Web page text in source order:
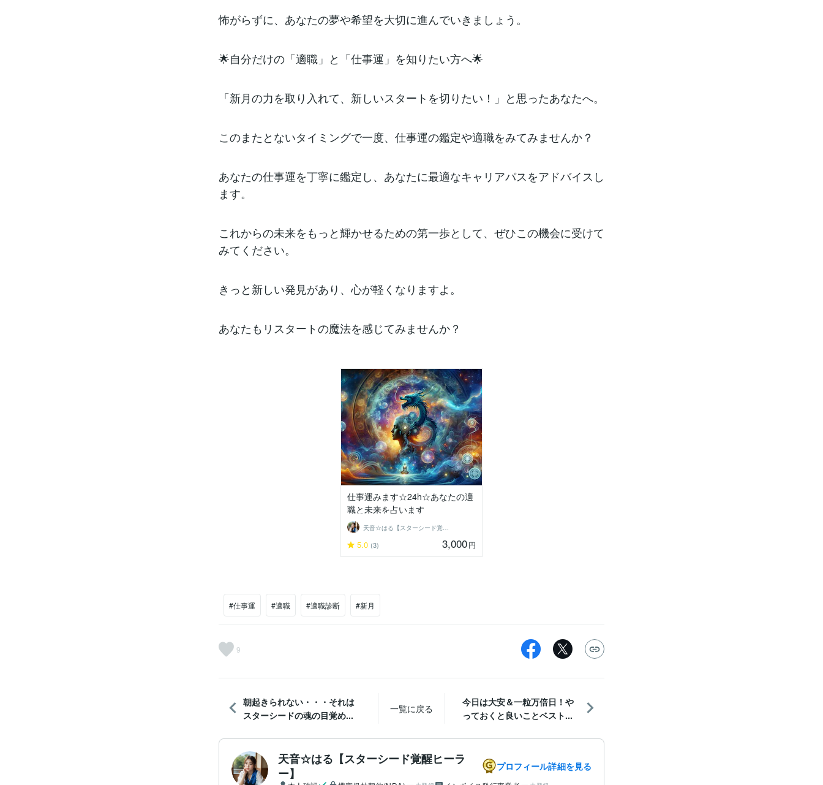
怖がらずに、あなたの夢や希望を大切に進んでいきましょう。
🌟自分だけの「適職」と「仕事運」を知りたい方へ🌟
「新月の力を取り入れて、新しいスタートを切りたい！」と思ったあなたへ。
このまたとないタイミングで一度、仕事運の鑑定や適職をみてみませんか？
あなたの仕事運を丁寧に鑑定し、あなたに最適なキャリアパスをアドバイスし
ます。
これからの未来をもっと輝かせるための第一歩として、ぜひこの機会に受けて
みてください。
きっと新しい発見があり、心が軽くなりますよ。
あなたもリスタートの魔法を感じてみませんか？
仕事運みます☆24h☆あなたの適
職と未来を占います
天音☆はる【スターシード覚醒ヒーラー】
5.0 (3) 3,000円
#仕事運 #適職 #適職診断 #新月
9
朝起きられない・・・それは
スターシードの魂の目覚め...
一覧に戻る
今日は大安＆一粒万倍日！や
っておくと良いことベスト...
天音☆はる【スターシード覚醒ヒーラ
ー】
プロフィール詳細を見る